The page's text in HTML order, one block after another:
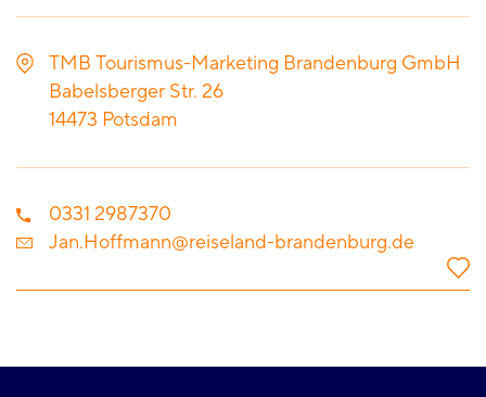
TMB Tourismus-Marketing Brandenburg GmbH
Babelsberger Str. 26
14473 Potsdam
0331 2987370
Jan.Hoffmann@reiseland-brandenburg.de